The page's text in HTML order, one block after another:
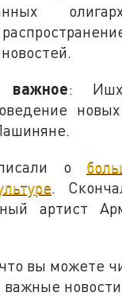
:
о
.
артист
вы можете